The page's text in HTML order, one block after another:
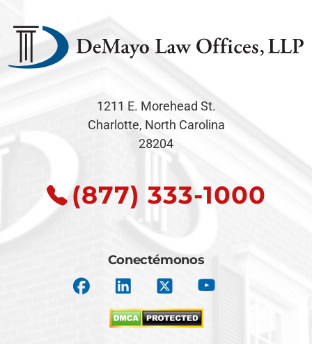
1211 E. Morehead St.
Charlotte, North Carolina
28204
(877) 333-1000
Conectémonos